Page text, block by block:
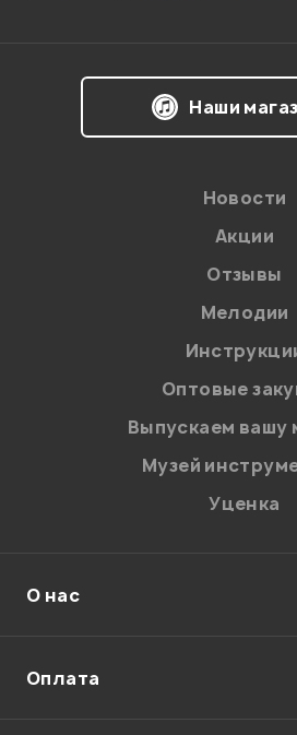
на обработку
Политикой в
персональных данных.
Введите проверочное число:
Отправить
Наши
Новости
Акции
Отзывы
Мелодии
Оптовые
Выпускаем вашу
Музей
Уценка
О нас
Оплата